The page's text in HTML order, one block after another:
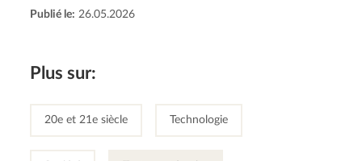
Publié le: 26.05.2026
Plus sur:
20e et 21e siècle Technologie